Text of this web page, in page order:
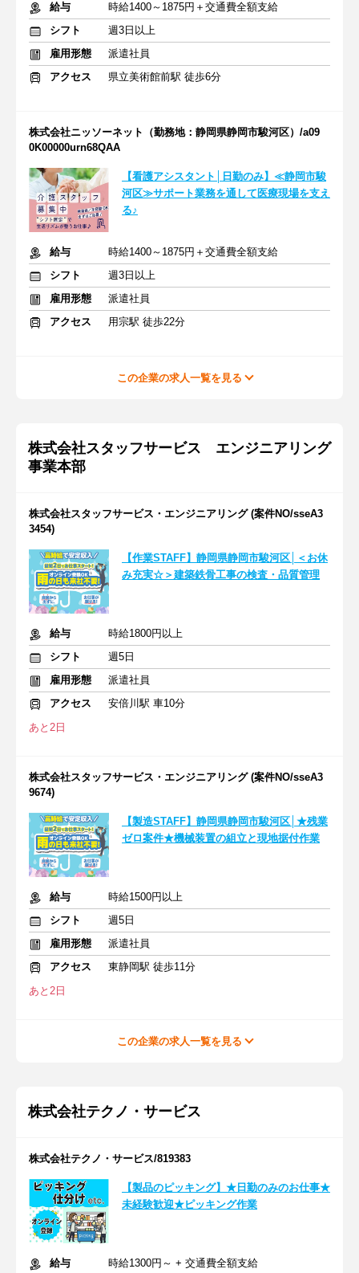
給与
時給1400～1875円＋交通費全額支給
シフト
週3日以上
雇用形態
派遣社員
アクセス
県立美術館前駅 徒歩6分
株式会社ニッソーネット（勤務地：静岡県静岡市駿河区）/a09
0K00000urn68QAA
【看護アシスタント│日勤のみ】≪静岡市駿
河区≫サポート業務を通して医療現場を支え
る♪
給与
時給1400～1875円＋交通費全額支給
シフト
週3日以上
雇用形態
派遣社員
アクセス
用宗駅 徒歩22分
この企業の求人一覧を見る
株式会社スタッフサービス エンジニアリング
事業本部
株式会社スタッフサービス・エンジニアリング (案件NO/sseA3
3454)
【作業STAFF】静岡県静岡市駿河区│＜お休
み充実☆＞建築鉄骨工事の検査・品質管理
給与
時給1800円以上
シフト
週5日
雇用形態
派遣社員
アクセス
安倍川駅 車10分
あと2日
株式会社スタッフサービス・エンジニアリング (案件NO/sseA3
9674)
【製造STAFF】静岡県静岡市駿河区│★残業
ゼロ案件★機械装置の組立と現地据付作業
給与
時給1500円以上
シフト
週5日
雇用形態
派遣社員
アクセス
東静岡駅 徒歩11分
あと2日
この企業の求人一覧を見る
株式会社テクノ・サービス
株式会社テクノ・サービス/819383
【製品のピッキング】★日勤のみのお仕事★
未経験歓迎★ピッキング作業
給与
時給1300円～ + 交通費全額支給